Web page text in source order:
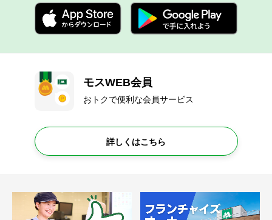
モスWEB会員
おトクで便利な会員サービス
詳しくはこちら